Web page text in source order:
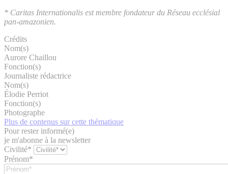
* Caritas Internationalis est membre fondateur du Réseau ecclésial
pan-amazonien.
Crédits
Nom(s)
Aurore Chaillou
Fonction(s)
Journaliste rédactrice
Nom(s)
Élodie Perriot
Fonction(s)
Photographe
Plus de contenus sur cette thématique
Pour rester informé(e)
je m'abonne à la newsletter
Civilité*
Prénom*